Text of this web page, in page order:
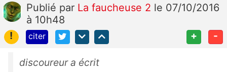
Publié par La faucheuse 2 le 07/10/2016
à 10h48
!
citer + -
discoureur a écrit